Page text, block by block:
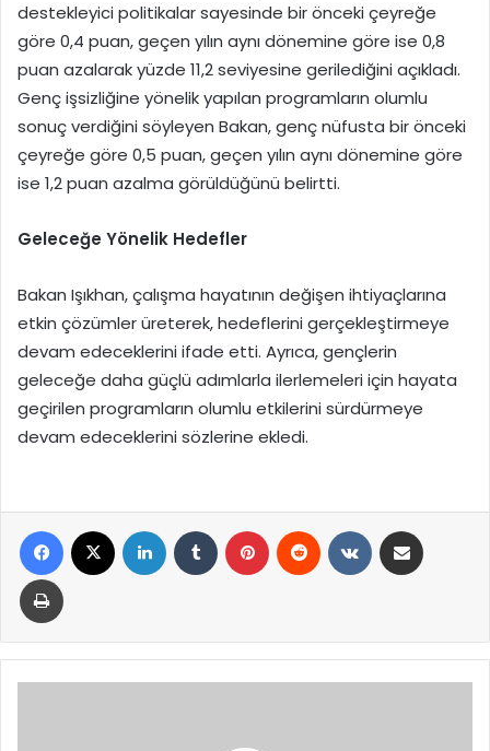
destekleyici politikalar sayesinde bir önceki çeyreğe
göre 0,4 puan, geçen yılın aynı dönemine göre ise 0,8
puan azalarak yüzde 11,2 seviyesine gerilediğini açıkladı.
Genç işsizliğine yönelik yapılan programların olumlu
sonuç verdiğini söyleyen Bakan, genç nüfusta bir önceki
çeyreğe göre 0,5 puan, geçen yılın aynı dönemine göre
ise 1,2 puan azalma görüldüğünü belirtti.
Geleceğe Yönelik Hedefler
Bakan Işıkhan, çalışma hayatının değişen ihtiyaçlarına
etkin çözümler üreterek, hedeflerini gerçekleştirmeye
devam edeceklerini ifade etti. Ayrıca, gençlerin
geleceğe daha güçlü adımlarla ilerlemeleri için hayata
geçirilen programların olumlu etkilerini sürdürmeye
devam edeceklerini sözlerine ekledi.
Facebook LinkedIn Tumblr Pinterest Reddit VKontakte
Yazdır